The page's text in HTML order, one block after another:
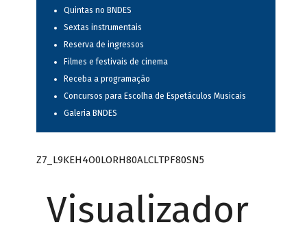
Quintas no BNDES
Sextas instrumentais
Reserva de ingressos
Filmes e festivais de cinema
Receba a programação
Concursos para Escolha de Espetáculos Musicais
Galeria BNDES
Z7_L9KEH4O0LORH80ALCLTPF80SN5
Visualizador